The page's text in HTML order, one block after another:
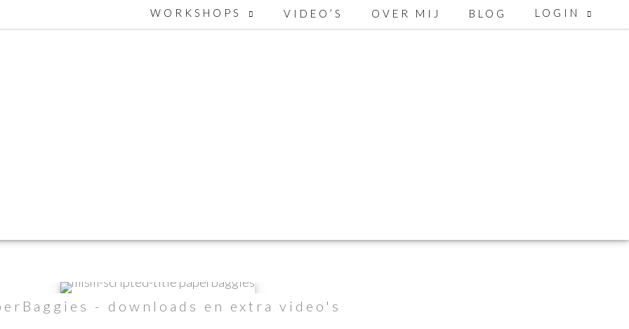
WORKSHOPS VIDEO’S OVER MIJ BLOG LOGIN
- downloads en extra video's